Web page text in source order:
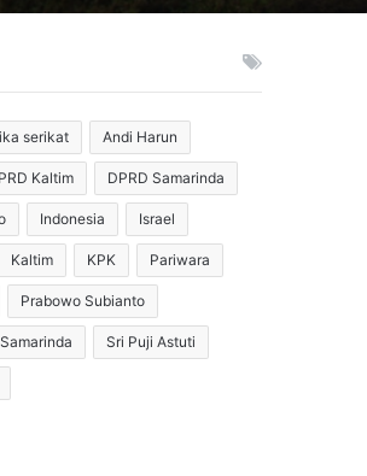
serikat Andi Harun
Kaltim DPRD Samarinda
Indonesia Israel
Kaltim KPK Pariwara
Prabowo Subianto
Samarinda Sri Puji Astuti